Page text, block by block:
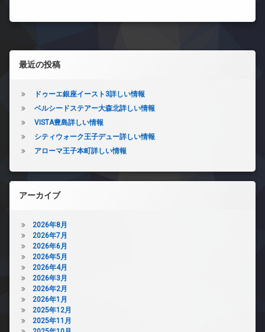
左サイドバー
最近の投稿
ドゥーエ銀座イースト3詳しい情報
ベルシードステアー大森北詳しい情報
VISTA豊島詳しい情報
シティウォーク王子デュー詳しい情報
アローマ王子本町詳しい情報
アーカイブ
2026年8月
2026年7月
2026年6月
2026年5月
2026年4月
2026年3月
2026年2月
2026年1月
2025年12月
2025年11月